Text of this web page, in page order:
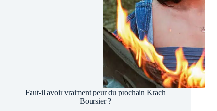
Faut-il avoir vraiment peur du prochain Krach
Boursier ?